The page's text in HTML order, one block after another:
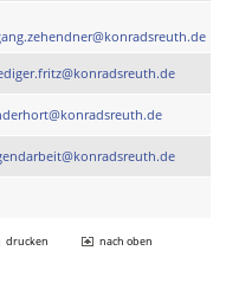
drucken nach oben